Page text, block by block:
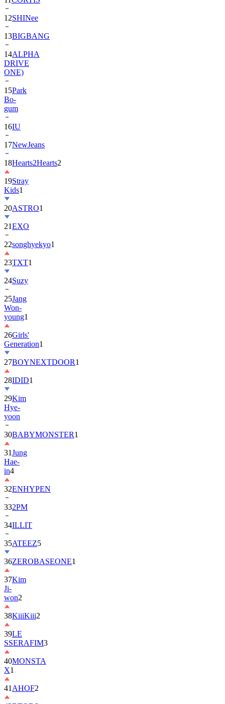
13BIGBANG
14ALPHA
DRIVE
ONE)
15Park
Bo-
gum
16IU
17NewJeans
18Hearts2Hearts
19Stray
Kids
20ASTRO
21EXO
22songhyekyo
23TXT1
24Suzy
25Jang
Won-
young1
26Girls'
Generation
27BOYNEXTDOOR
28IDID1
29Kim
Hye-
yoon
30BABYMONSTER
31Jung
Hae-
in4
32ENHYPEN
332PM
34ILLIT
35ATEEZ
36ZEROBASEONE
37Kim
Ji-
won2
38KiiiKiii
39LE
SSERAFIM
40MONSTA
X
41AHOF
42 BTOB6